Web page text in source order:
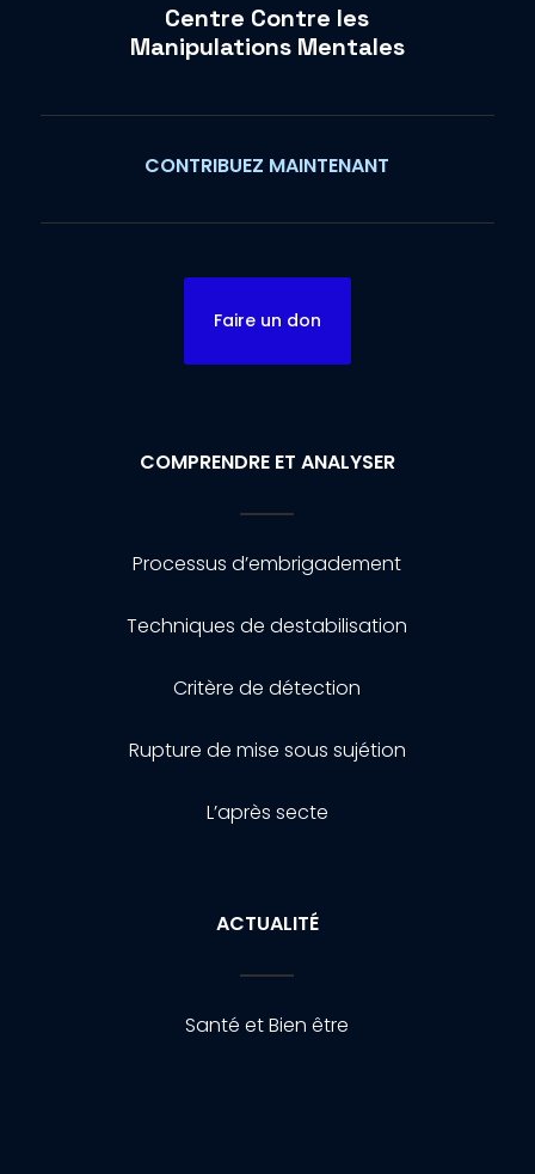
Centre Contre les
Manipulations Mentales
CONTRIBUEZ MAINTENANT
Faire un don
COMPRENDRE ET ANALYSER
Processus d’embrigadement
Techniques de destabilisation
Critère de détection
Rupture de mise sous sujétion
L’après secte
ACTUALITÉ
Santé et Bien être